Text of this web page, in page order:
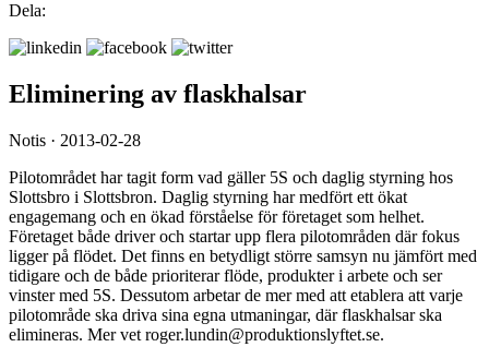
Dela:
Eliminering av flaskhalsar
Notis · 2013-02-28
Pilotområdet har tagit form vad gäller 5S och daglig styrning hos
Slottsbro i Slottsbron. Daglig styrning har medfört ett ökat
engagemang och en ökad förståelse för företaget som helhet.
Företaget både driver och startar upp flera pilotområden där fokus
ligger på flödet. Det finns en betydligt större samsyn nu jämfört med
tidigare och de både prioriterar flöde, produkter i arbete och ser
vinster med 5S. Dessutom arbetar de mer med att etablera att varje
pilotområde ska driva sina egna utmaningar, där flaskhalsar ska
elimineras. Mer vet roger.lundin@produktionslyftet.se.